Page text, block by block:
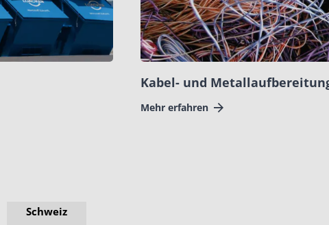
Kabel- und
Mehr erfahren
Schweiz